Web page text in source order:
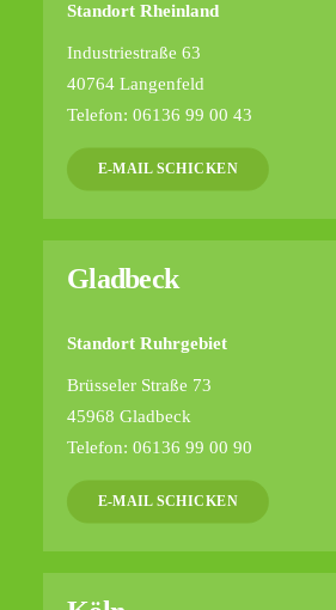
Standort Rheinland
Industriestraße 63
40764 Langenfeld
Telefon: 06136 99 00 43
E-MAIL SCHICKEN
Gladbeck
Standort Ruhrgebiet
Brüsseler Straße 73
45968 Gladbeck
Telefon: 06136 99 00 90
E-MAIL SCHICKEN